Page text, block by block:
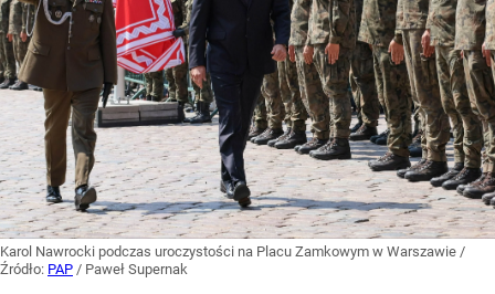
Karol Nawrocki podczas uroczystości na Placu Zamkowym w Warszawie /
Źródło: PAP / Paweł Supernak